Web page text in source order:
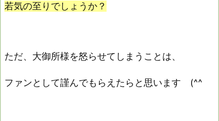
若気の至りでしょうか？
ただ、大御所様を怒らせてしまうことは、
ファンとして謹んでもらえたらと思います (^^ゞ